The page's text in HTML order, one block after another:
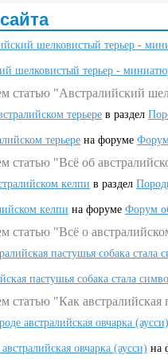
шелковистый терьер -
шелковистый терьер -
статью "Австралийский
терьере в раздел
терьере на форуме
статью "Всё об
келпи в раздел
келпи на форуме Форум
статью "Всё о
пастушья собака
пастушья собака стала
статью "Как
австралийская овчарка (аусси)
овчарка (аусси) на